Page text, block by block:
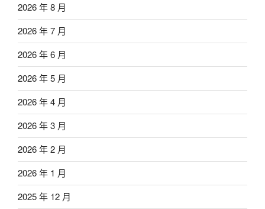
2026 年 8 月
2026 年 7 月
2026 年 6 月
2026 年 5 月
2026 年 4 月
2026 年 3 月
2026 年 2 月
2026 年 1 月
2025 年 12 月